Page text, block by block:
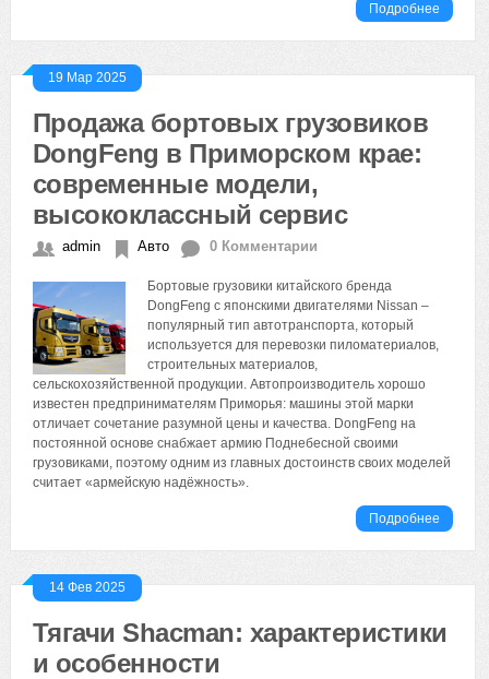
Подробнее
19 Мар 2025
Продажа бортовых грузовиков
DongFeng в Приморском крае:
современные модели,
высококлассный сервис
admin Авто 0 Комментарии
Бортовые грузовики китайского бренда
DongFeng с японскими двигателями Nissan –
популярный тип автотранспорта, который
используется для перевозки пиломатериалов,
строительных материалов,
сельскохозяйственной продукции. Автопроизводитель хорошо
известен предпринимателям Приморья: машины этой марки
отличает сочетание разумной цены и качества. DongFeng на
постоянной основе снабжает армию Поднебесной своими
грузовиками, поэтому одним из главных достоинств своих моделей
считает «армейскую надёжность».
Подробнее
14 Фев 2025
Тягачи Shacman: характеристики
и особенности